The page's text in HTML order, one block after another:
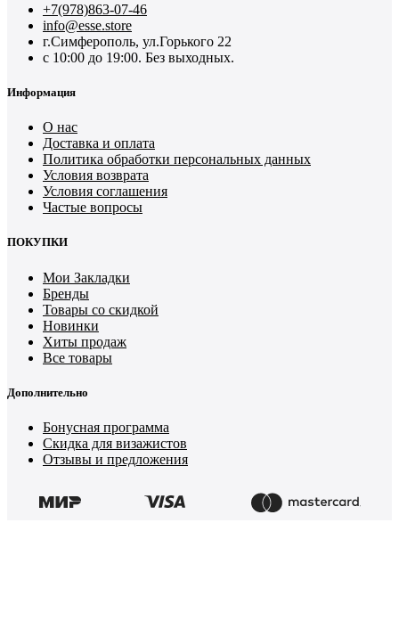
+7(978)863-07-46
info@esse.store
г.Симферополь, ул.Горького 22
с 10:00 до 19:00. Без выходных.
Информация
О нас
Доставка и оплата
Политика обработки персональных данных
Условия возврата
Условия соглашения
Частые вопросы
ПОКУПКИ
Мои Закладки
Бренды
Товары со скидкой
Новинки
Хиты продаж
Все товары
Дополнительно
Бонусная программа
Скидка для визажистов
Отзывы и предложения